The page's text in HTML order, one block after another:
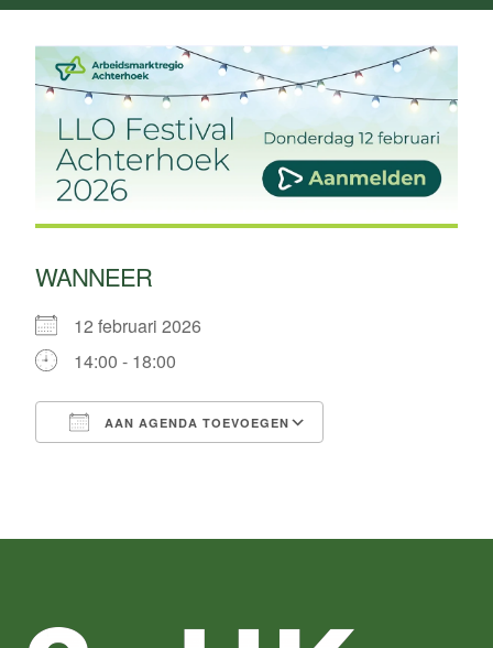
WANNEER
12 februari 2026
14:00 - 18:00
AAN AGENDA TOEVOEGEN